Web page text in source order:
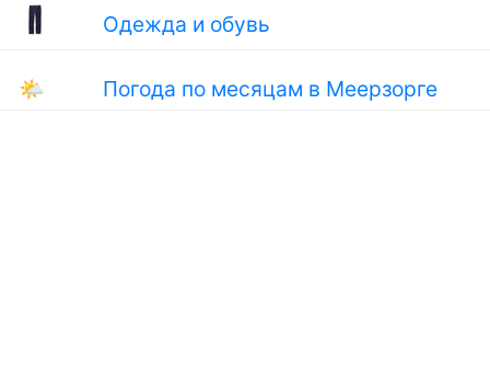
Одежда и обувь
🌤 Погода по месяцам в Меерзорге